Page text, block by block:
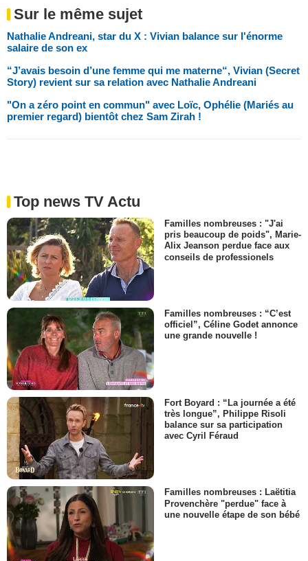
Sur le même sujet
Nathalie Andreani, star du X : Vivian balance sur l'énorme
salaire de son ex
“J’avais besoin d’une femme qui me materne“, Vivian (Secret
Story) revient sur sa relation avec Nathalie Andreani
"On a zéro point en commun" avec Loïc, Ophélie (Mariés au
premier regard) bientôt chez Sam Zirah !
Top news TV Actu
Familles nombreuses : "J'ai
pris beaucoup de poids", Marie-
Alix Jeanson perdue face aux
conseils de professionels
Familles nombreuses : “C’est
officiel”, Céline Godet annonce
une grande nouvelle !
Fort Boyard : “La journée a été
très longue”, Philippe Risoli
balance sur sa participation
avec Cyril Féraud
Familles nombreuses : Laëtitia
Provenchère "perdue" face à
une nouvelle étape de son bébé